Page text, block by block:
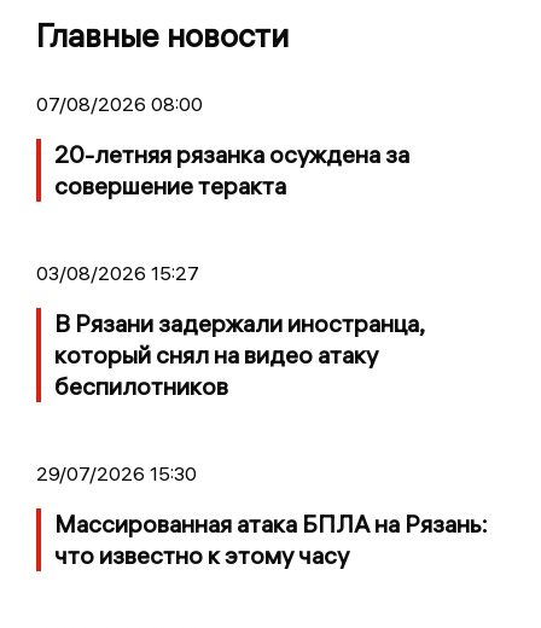
Главные новости
07/08/2026 08:00
20-летняя рязанка осуждена за
совершение теракта
03/08/2026 15:27
В Рязани задержали иностранца,
который снял на видео атаку
беспилотников
29/07/2026 15:30
Массированная атака БПЛА на Рязань:
что известно к этому часу